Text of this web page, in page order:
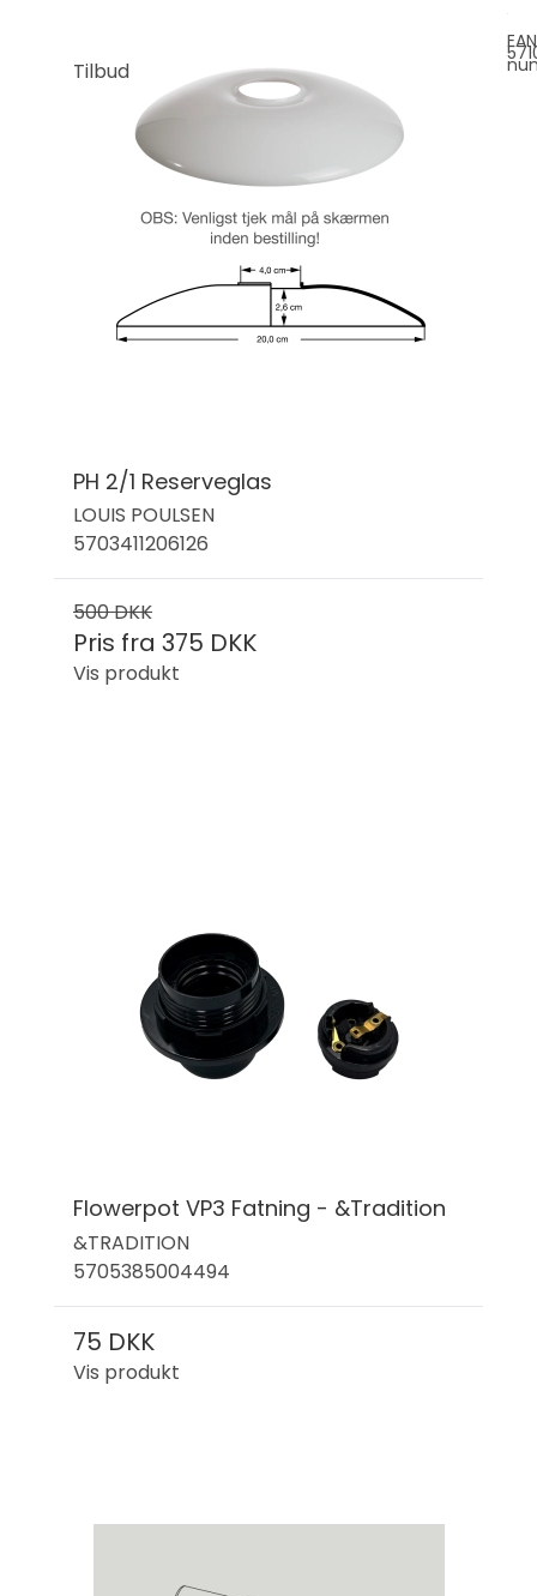
Tilbud
PH 2/1 Reserveglas
LOUIS POULSEN
5703411206126
500 DKK
Pris fra 375 DKK
Vis produkt
Flowerpot VP3 Fatning - &Tradition
&TRADITION
5705385004494
75 DKK
Vis produkt